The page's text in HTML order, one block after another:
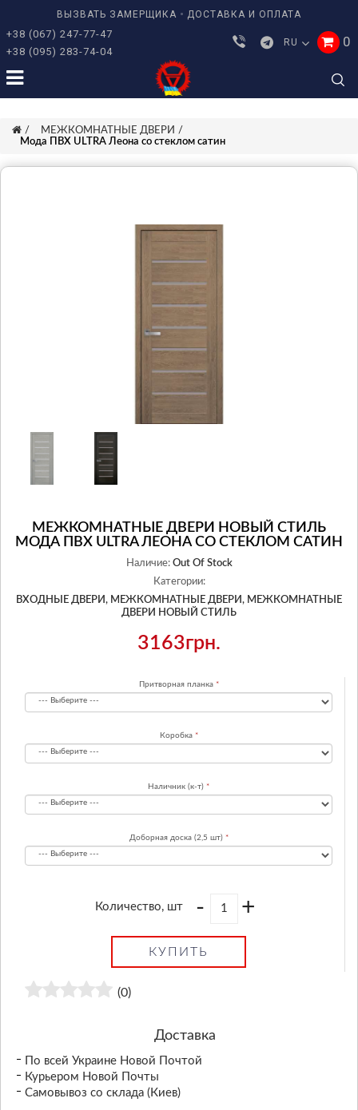
ВЫЗВАТЬ ЗАМЕРЩИКА ДОСТАВКА И ОПЛАТА
+38 (067) 247-77-47
+38 (095) 283-74-04
RU 0
МЕЖКОМНАТНЫЕ ДВЕРИ
Мода ПВХ ULTRA Леона со стеклом сатин
МЕЖКОМНАТНЫЕ ДВЕРИ НОВЫЙ СТИЛЬ
МОДА ПВХ ULTRA ЛЕОНА СО СТЕКЛОМ САТИН
Наличие: Out Of Stock
Категории:
ВХОДНЫЕ ДВЕРИ, МЕЖКОМНАТНЫЕ ДВЕРИ, МЕЖКОМНАТНЫЕ
ДВЕРИ НОВЫЙ СТИЛЬ
3163грн.
Притворная планка
Коробка
Наличник (к-т)
Доборная доска (2,5 шт)
Количество, шт - +
КУПИТЬ
(0)
Доставка
По всей Украине Новой Почтой
Курьером Новой Почты
Самовывоз со склада (Киев)